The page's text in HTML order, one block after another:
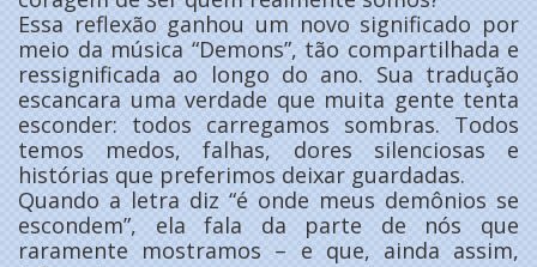
Essa reflexão ganhou um novo significado por
meio da música “Demons”, tão compartilhada e
ressignificada ao longo do ano. Sua tradução
escancara uma verdade que muita gente tenta
esconder: todos carregamos sombras. Todos
temos medos, falhas, dores silenciosas e
histórias que preferimos deixar guardadas.
Quando a letra diz “é onde meus demônios se
escondem”, ela fala da parte de nós que
raramente mostramos – e que, ainda assim,